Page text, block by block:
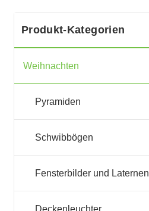
Produkt-Kategorien
Weihnachten
Pyramiden
Schwibbögen
Fensterbilder und Laternen
Deckenleuchter